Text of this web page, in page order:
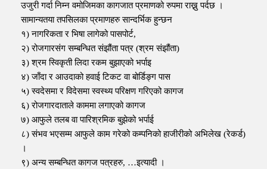
उजुरी गर्दा निम्न वमोजिमका कागजात प्रमाणको रुपमा राख्नु पर्दछ ।
सामान्यतया तपसिलका प्रमाणहरु सान्दर्भिक हुन्छन
१) नागरिकता र भिषा लागेको पासपोर्ट,
२) रोजगारसंग सम्बन्धित संझौंता पत्र (श्रम संझौंता)
३) श्रम स्विकृती लिदा रकम बुझाएको भर्पाइ
४) जाँदा र आउदाको हवाई टिकट वा बोर्डिङ्ग पास
५) स्वदेसमा र विदेसमा स्वस्थ्य परिक्षण गरिएको कागज
६) रोजगारदाताले काममा लगाएको कागज
७) आफुले तलब वा पारिश्रमिक बुझेको भर्पाई
८) संभव भएसम्म आफुले काम गरेको कम्पनिको हाजीरीको अभिलेख (रेकर्ड)
।
९) अन्य सम्बन्धित कागज पत्रहरु, …इत्यादी ।